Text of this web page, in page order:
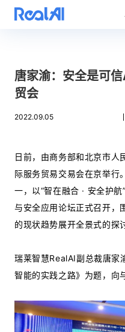
唐家渝：安全是可
贸会
2022.09.05
日前，由商务部和北京市人
际服务贸易交易会在京举行
一，以“智在融合 · 安全护
与安全应用论坛正式召开，
的现状趋势展开全景式的探
瑞莱智慧RealAI副总裁唐家
智能的实践之路》为题，向